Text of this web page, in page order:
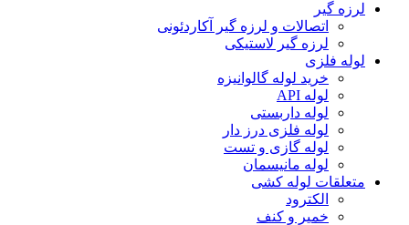
لرزه گیر
اتصالات و لرزه گیر آکاردئونی
لرزه گیر لاستیکی
لوله فلزی
خرید لوله گالوانیزه
لوله API
لوله داربستی
لوله فلزی درز دار
لوله گازی و تست
لوله مانیسمان
متعلقات لوله کشی
الکترود
خمیر و کنف